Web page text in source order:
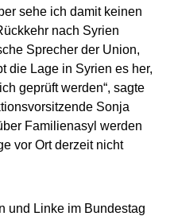
sehe ich damit keinen
nach Syrien
Sprecher der Union,
die Lage in Syrien es her,
geprüft werden“, sagte
Sonja
Familienasyl werden
vor Ort derzeit nicht
und Linke im Bundestag